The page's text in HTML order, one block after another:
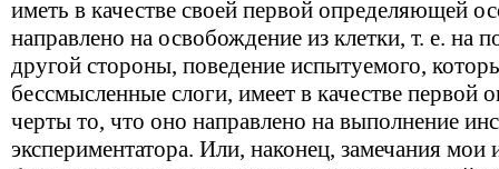
иметь в качестве своей первой определяющей
направлено на освобождение из клетки, т. е. на
другой стороны, поведение испытуемого,
бессмысленные слоги, имеет в качестве первой
черты то, что оно направлено на выполнение
экспериментатора. Или, наконец, замечания мои